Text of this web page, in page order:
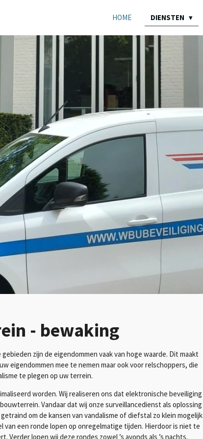
HOME DIENSTEN
- bewaking
zijn de eigendommen vaak van hoge waarde. Dit maakt
eigendommen mee te nemen maar ook voor relschoppers, die
te plegen op uw terrein.
worden. Wij realiseren ons dat elektronische beveiliging
Vandaar dat wij onze surveillancedienst als oplossing
om de kansen van vandalisme of diefstal zo klein mogelijk
van een ronde lopen op onregelmatige tijden. Hierdoor is niet te
lopen wij deze rondes zowel ’s avonds als ’s nachts.